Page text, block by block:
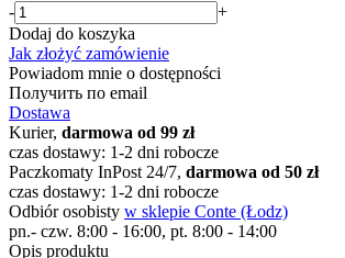
-
+
Dodaj do koszyka
Jak złożyć zamówienie
Powiadom mnie o dostępności
Получить по email
Dostawa
Kurier, darmowa od 99 zł
czas dostawy: 1-2 dni robocze
Paczkomaty InPost 24/7, darmowa od 50 zł
czas dostawy: 1-2 dni robocze
Odbiór osobisty w sklepie Conte (Łodz)
pn.- czw. 8:00 - 16:00, pt. 8:00 - 14:00
Opis produktu